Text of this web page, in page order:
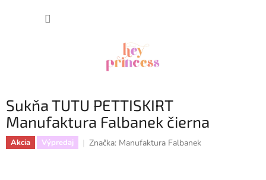
Sukňa TUTU PETTISKIRT
Manufaktura Falbanek čierna
Akcia Výpredaj Značka: Manufaktura Falbanek